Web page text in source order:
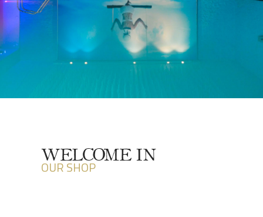
WELCOME IN
OUR SHOP